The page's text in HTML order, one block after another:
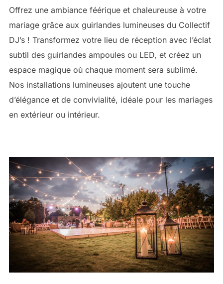
Offrez une ambiance féérique et chaleureuse à votre
mariage grâce aux guirlandes lumineuses du Collectif
DJ’s ! Transformez votre lieu de réception avec l’éclat
subtil des guirlandes ampoules ou LED, et créez un
espace magique où chaque moment sera sublimé.
Nos installations lumineuses ajoutent une touche
d’élégance et de convivialité, idéale pour les mariages
en extérieur ou intérieur.